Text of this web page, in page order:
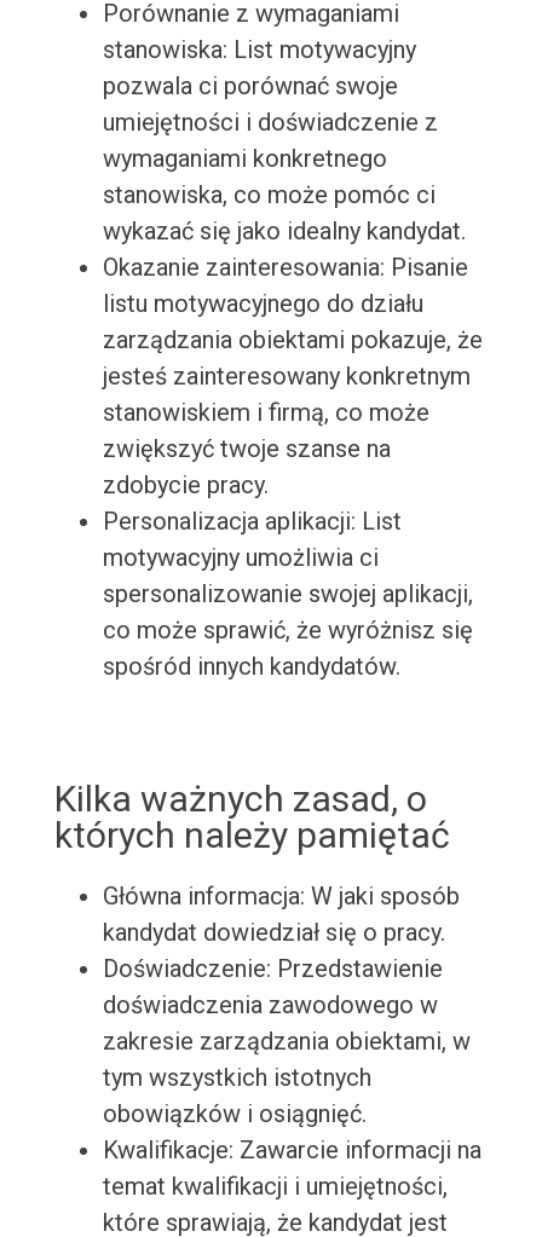
Porównanie z wymaganiami
stanowiska: List motywacyjny
pozwala ci porównać swoje
umiejętności i doświadczenie z
wymaganiami konkretnego
stanowiska, co może pomóc ci
wykazać się jako idealny kandydat.
Okazanie zainteresowania: Pisanie
listu motywacyjnego do działu
zarządzania obiektami pokazuje, że
jesteś zainteresowany konkretnym
stanowiskiem i firmą, co może
zwiększyć twoje szanse na
zdobycie pracy.
Personalizacja aplikacji: List
motywacyjny umożliwia ci
spersonalizowanie swojej aplikacji,
co może sprawić, że wyróżnisz się
spośród innych kandydatów.
Kilka ważnych zasad, o
których należy pamiętać
Główna informacja: W jaki sposób
kandydat dowiedział się o pracy.
Doświadczenie: Przedstawienie
doświadczenia zawodowego w
zakresie zarządzania obiektami, w
tym wszystkich istotnych
obowiązków i osiągnięć.
Kwalifikacje: Zawarcie informacji na
temat kwalifikacji i umiejętności,
które sprawiają, że kandydat jest